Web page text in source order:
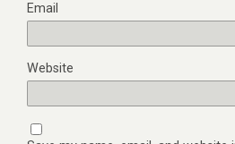
Email
Website